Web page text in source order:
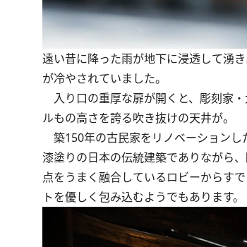
遠い昔に降った雨が地下に浸透して湧
が冷やされていました。
入り口の重厚な扉が開くと、彫刻家
ルもの高さを誇る吹き抜けの天井が。
築150年の古民家をリノベーションし
漆塗りの日本の伝統建築でありながら
点をうまく融合しているロビーからす
トを優しく包み込むようでもあります。